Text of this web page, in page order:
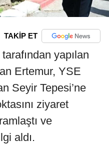
TAKİP ET
yapılan
Ertemur, YSE
Seyir Tepesi’ne
ziyaret
ve
aldı.